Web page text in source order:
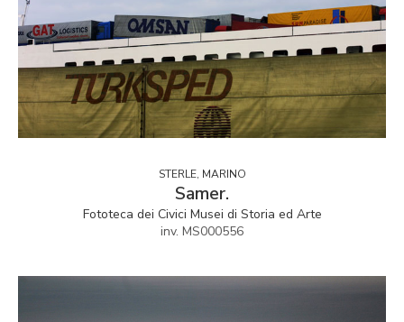
STERLE, MARINO
Samer.
Fototeca dei Civici Musei di Storia ed Arte
inv. MS000556